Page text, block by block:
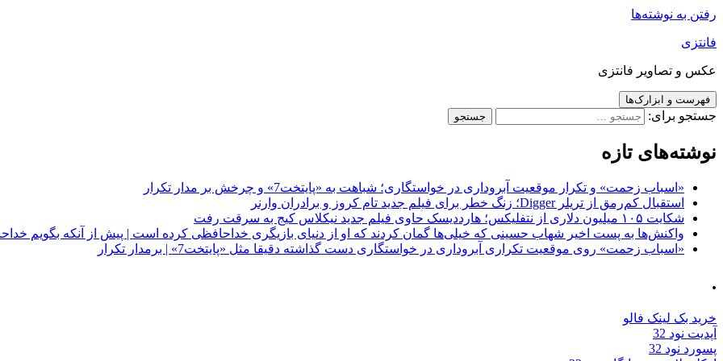
رفتن به نوشته‌ها
فانتزی
عکس و تصاویر فانتزی
فهرست و ابزارک‌ها
جستجو برای:
نوشته‌های تازه
«اسباب زحمت» و تکرار موقعیت آبروداری در خواستگاری؛ شباهت به «پایتخت7» و چرخش بر مدار تکرار
استقبال کم‌رمق از تریلر Digger؛ زنگ خطر برای فیلم جدید تام کروز و برادران وارنر
شکایت ۱۰۵ میلیون دلاری از نتفلیکس؛ هارددیسک حاوی فیلم جدید نیکلاس کیج به سرقت رفت
واکنش‌ها به پست اخیر شهاب حسینی که خیلی‌ها گمان کردند که او از دنیای بازیگری خداحافظی کرده است | پیش از آنکه بگویم
«اسباب زحمت» روی موقعیت تکراری آبروداری در خواستگاری دست گذاشته دقیقا مثل «پایتخت7» | برمدار تکرار
.
خرید بک لینک فالو
آپدیت نود 32
پسورد نود 32